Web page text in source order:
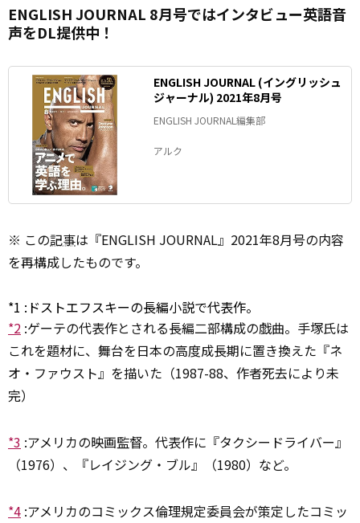
ENGLISH JOURNAL 8月号ではインタビュー英語音
声をDL提供中！
ENGLISH JOURNAL (イングリッシュ
ジャーナル) 2021年8月号
ENGLISH JOURNAL編集部
アルク
※ この記事は『ENGLISH JOURNAL』2021年8月号の内容
を再構成したものです。
*1 : ドストエフスキーの長編小説で代表作。
*2 :ゲーテの代表作とされる長編二部構成の戯曲。手塚氏は
これを題材に、舞台を日本の高度成長期に置き換えた『ネ
オ・ファウスト』を描いた（1987-88、作者死去により未
完）
*3 :アメリカの映画監督。代表作に『タクシードライバー』
（1976）、『レイジング・ブル』（1980）など。
*4 :アメリカのコミックス倫理規定委員会が策定したコミッ